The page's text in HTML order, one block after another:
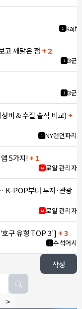
1 kajf
고 깨달은 점 + 2
1 3군
1 3군
비 & 수질 솔직 비교) +
1 NY런던파리
5가지! + 1
M 로얄 관리자
K-POP부터 투자·관광
M 로얄 관리자
'호구 유형 TOP 3'] + 3
1 수석어시
작성
>